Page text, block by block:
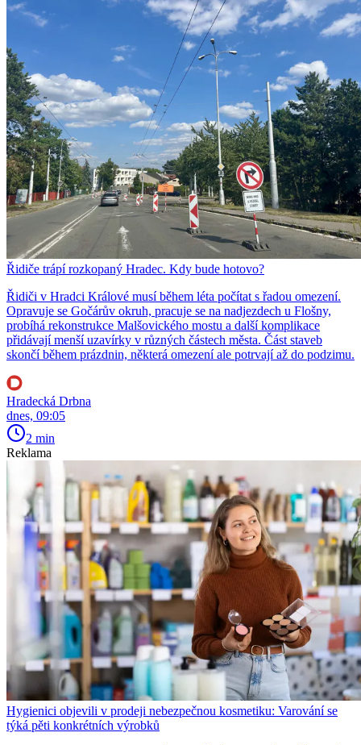
Řidiče trápí rozkopaný Hradec. Kdy bude hotovo?
Řidiči v Hradci Králové musí během léta počítat s řadou omezení.
Opravuje se Gočárův okruh, pracuje se na nadjezdech u Flošny,
probíhá rekonstrukce Malšovického mostu a další komplikace
přidávají menší uzavírky v různých částech města. Část staveb
skončí během prázdnin, některá omezení ale potrvají až do podzimu.
Hradecká Drbna
dnes, 09:05
2 min
Reklama
Hygienici objevili v prodeji nebezpečnou kosmetiku: Varování se
týká pěti konkrétních výrobků